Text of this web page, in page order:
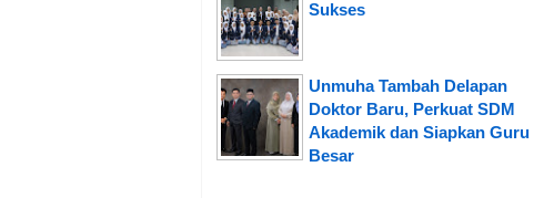
Sukses
Unmuha Tambah Delapan
Doktor Baru, Perkuat SDM
Akademik dan Siapkan Guru
Besar